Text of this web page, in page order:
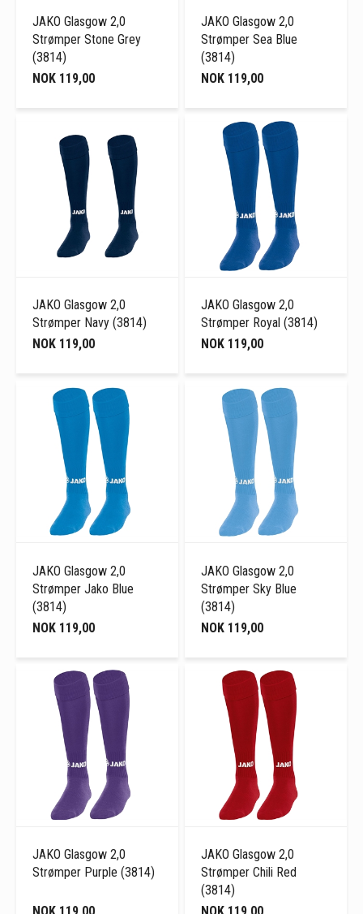
JAKO Glasgow 2,0
Strømper Stone Grey
(3814)
NOK 119,00
JAKO Glasgow 2,0
Strømper Sea Blue
(3814)
NOK 119,00
JAKO Glasgow 2,0
Strømper Navy (3814)
NOK 119,00
JAKO Glasgow 2,0
Strømper Royal (3814)
NOK 119,00
JAKO Glasgow 2,0
Strømper Jako Blue
(3814)
NOK 119,00
JAKO Glasgow 2,0
Strømper Sky Blue
(3814)
NOK 119,00
JAKO Glasgow 2,0
Strømper Purple (3814)
JAKO Glasgow 2,0
Strømper Chili Red
(3814)